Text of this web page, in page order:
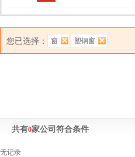
您已选择： 窗 塑钢窗
共有0家公司符合条件
无记录